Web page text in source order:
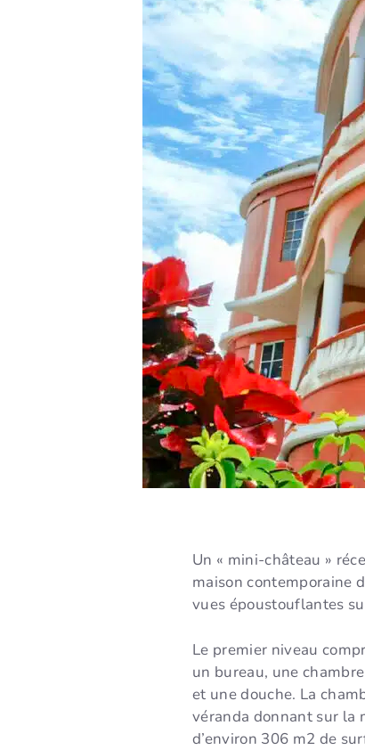
Un « mini-château »
maison contemporaine
vues époustouflantes
Le premier niveau
un bureau, une
et une douche. La
véranda donnant sur la
d’environ 306 m2 de